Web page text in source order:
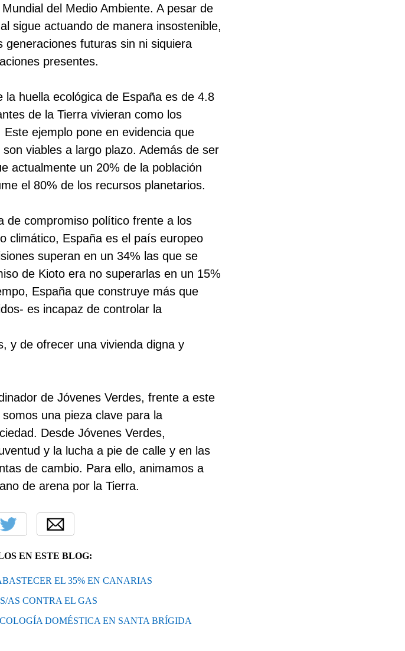
del Medio Ambiente. A pesar de
sigue actuando de manera insostenible,
futuras sin ni siquiera
presentes.
huella ecológica de España es de 4.8
de la Tierra vivieran como los
ejemplo pone en evidencia que
viables a largo plazo. Además de ser
actualmente un 20% de la población
el 80% de los recursos planetarios.
de compromiso político frente a los
climático, España es el país europeo
superan en un 34% las que se
de Kioto era no superarlas en un 15%
España que construye más que
es incapaz de controlar la
y de ofrecer una vivienda digna y
de Jóvenes Verdes, frente a este
una pieza clave para la
Desde Jóvenes Verdes,
y la lucha a pie de calle y en las
de cambio. Para ello, animamos a
de arena por la Tierra.
EN ESTE BLOG:
EL 35% EN CANARIAS
AS CONTRA EL GAS
DOMÉSTICA EN SANTA BRÍGIDA